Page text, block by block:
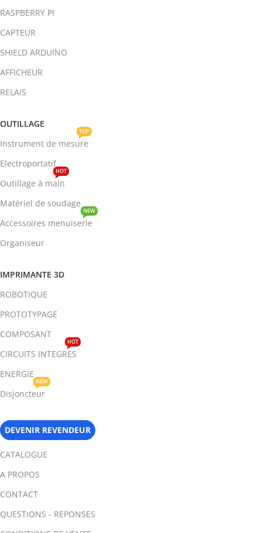
RASPBERRY PI
CAPTEUR
SHIELD ARDUINO
AFFICHEUR
RELAIS
OUTILLAGE
Instrument de mesure
TOP
Electroportatif
Outillage à main
HOT
Matériel de soudage
Accessoires menuiserie
NEW
Organiseur
IMPRIMANTE 3D
ROBOTIQUE
PROTOTYPAGE
COMPOSANT
CIRCUITS INTEGRES
HOT
ENERGIE
Disjoncteur
NEW
DEVENIR REVENDEUR
CATALOGUE
A PROPOS
CONTACT
QUESTIONS - REPONSES